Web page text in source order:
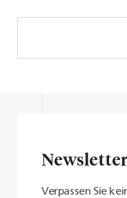
Newsletter
Verpassen Sie